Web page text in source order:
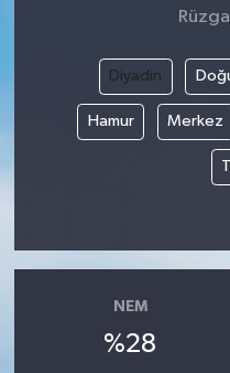
Diyadin
Hamur Merkez
NEM
%28